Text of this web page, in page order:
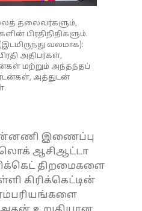
தலைவர்களும்,
பிரதிநிதிகளும்.
வலமாக):
அதிபர்கள்,
மற்றும் அந்தந்தப்
அத்துடன்
இணைப்பு
ஆசிஆட்டா
திறமைகளை
கிரிக்கெட்டின்